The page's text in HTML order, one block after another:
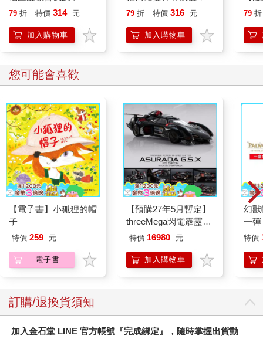
79 折 特價 314 元
加入購物車
誰都能自在相處
79 折 特價 316 元
加入購物車
行
「
學方
79 折
您可能會喜歡
【電子書】小狐狸的帽
子
特價 259 元
電子書
【預購27年5月暫定】
threeMega閃電霹靂車
VA Hi-SPEC UNITED
SIREN 黑色限定
特價 16980 元
加入購物車
幻
一彈
特價
訂購/退換貨須知
加入金石堂 LINE 官方帳號『完成綁定』，隨時掌握出貨動